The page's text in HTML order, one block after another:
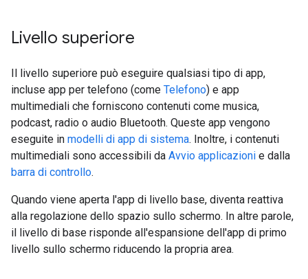
Livello superiore
Il livello superiore può eseguire qualsiasi tipo di app,
incluse app per telefono (come Telefono) e app
multimediali che forniscono contenuti come musica,
podcast, radio o audio Bluetooth. Queste app vengono
eseguite in modelli di app di sistema. Inoltre, i contenuti
multimediali sono accessibili da Avvio applicazioni e dalla
barra di controllo.
Quando viene aperta l'app di livello base, diventa reattiva
alla regolazione dello spazio sullo schermo. In altre parole,
il livello di base risponde all'espansione dell'app di primo
livello sullo schermo riducendo la propria area.